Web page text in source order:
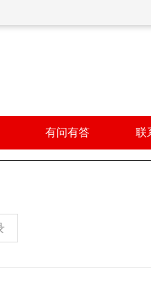
有问有答 联